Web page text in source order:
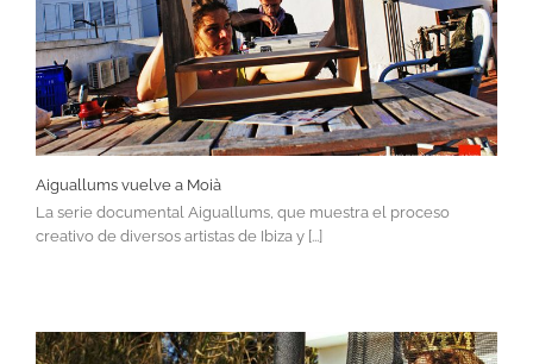
Aiguallums vuelve a Moià
La serie documental Aiguallums, que muestra el proceso
creativo de diversos artistas de Ibiza y [...]